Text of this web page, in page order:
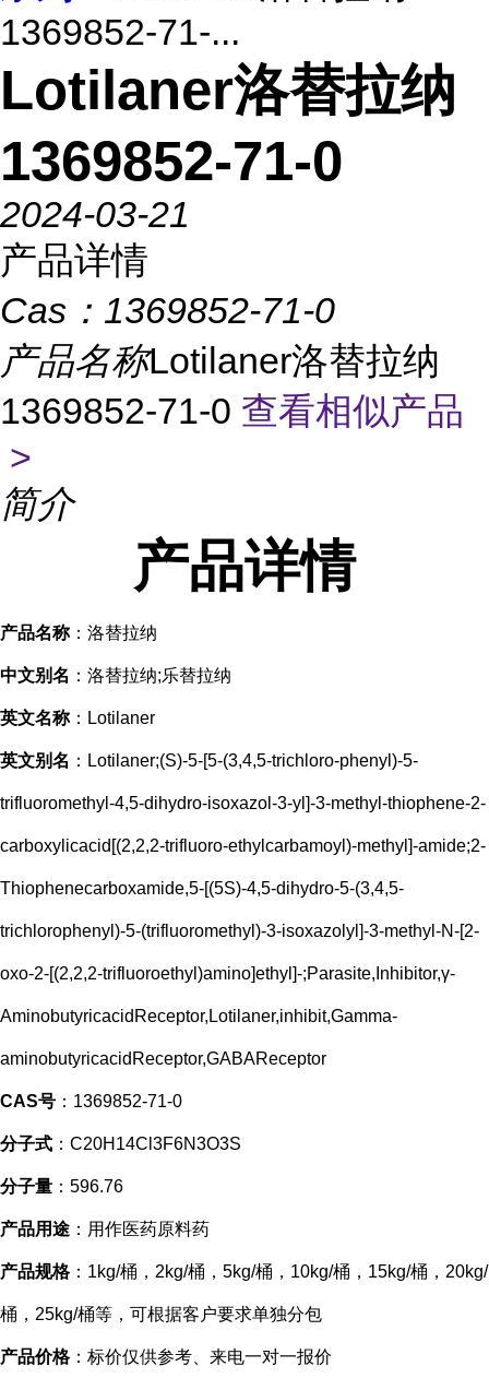
1369852-71-...
Lotilaner洛替拉纳
1369852-71-0
2024-03-21
产品详情
Cas： 1369852-71-0
产品名称Lotilaner洛替拉纳
1369852-71-0 查看相似产品
>
简介
产品详情
产品名称：洛替拉纳
中文别名 ：洛替拉纳;乐替拉纳
英文名称：Lotilaner
英文别名 ：Lotilaner;(S)-5-[5-(3,4,5-trichloro-phenyl)-5-
trifluoromethyl-4,5-dihydro-isoxazol-3-yl]-3-methyl-thiophene-2-
carboxylicacid[(2,2,2-trifluoro-ethylcarbamoyl)-methyl]-amide;2-
Thiophenecarboxamide,5-[(5S)-4,5-dihydro-5-(3,4,5-
trichlorophenyl)-5-(trifluoromethyl)-3-isoxazolyl]-3-methyl-N-[2-
oxo-2-[(2,2,2-trifluoroethyl)amino]ethyl]-;Parasite,Inhibitor,γ-
AminobutyricacidReceptor,Lotilaner,inhibit,Gamma-
aminobutyricacidReceptor,GABAReceptor
CAS号 ：1369852-71-0
分子式 ：C20H14Cl3F6N3O3S
分子量 ：596.76
产品用途 ：用作医药原料药
产品规格：1kg/桶，2kg/桶，5kg/桶，10kg/桶，15kg/桶，20kg/
桶，25kg/桶等，可根据客户要求单独分包
产品价格：标价仅供参考、来电一对一报价